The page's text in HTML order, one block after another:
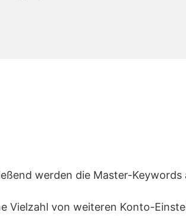
werden die Master-
Vielzahl von weiteren Konto-